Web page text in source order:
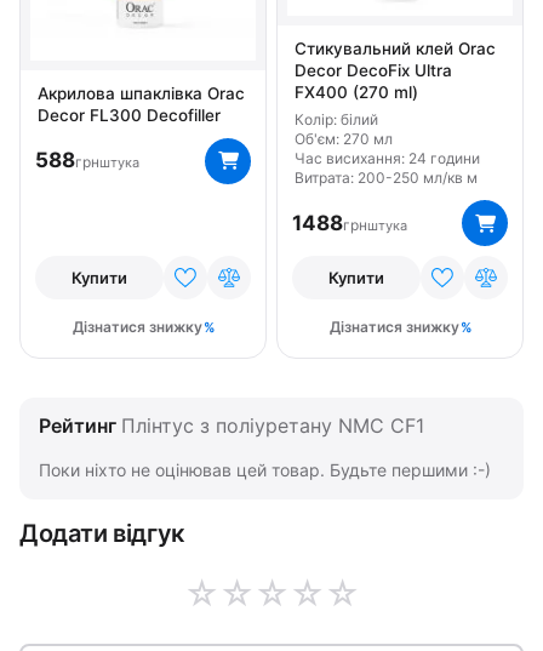
Акрилова шпаклівка Orac
Decor FL300 Decofiller
588грнштука
Купити
Дізнатися знижку
Стикувальний клей Orac
Decor DecoFix Ultra
FX400 (270 ml)
Колір: білий
Об'єм: 270 мл
Час висихання: 24 години
Витрата: 200-250 мл/кв м
1488грнштука
Купити
Дізнатися знижку
Рейтинг Плінтус з поліуретану NMC CF1
Поки ніхто не оцінював цей товар. Будьте першими :-)
Додати відгук
☆
☆
☆
☆
☆